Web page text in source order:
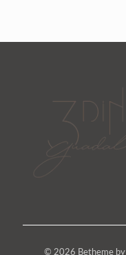
© 2026 Betheme by